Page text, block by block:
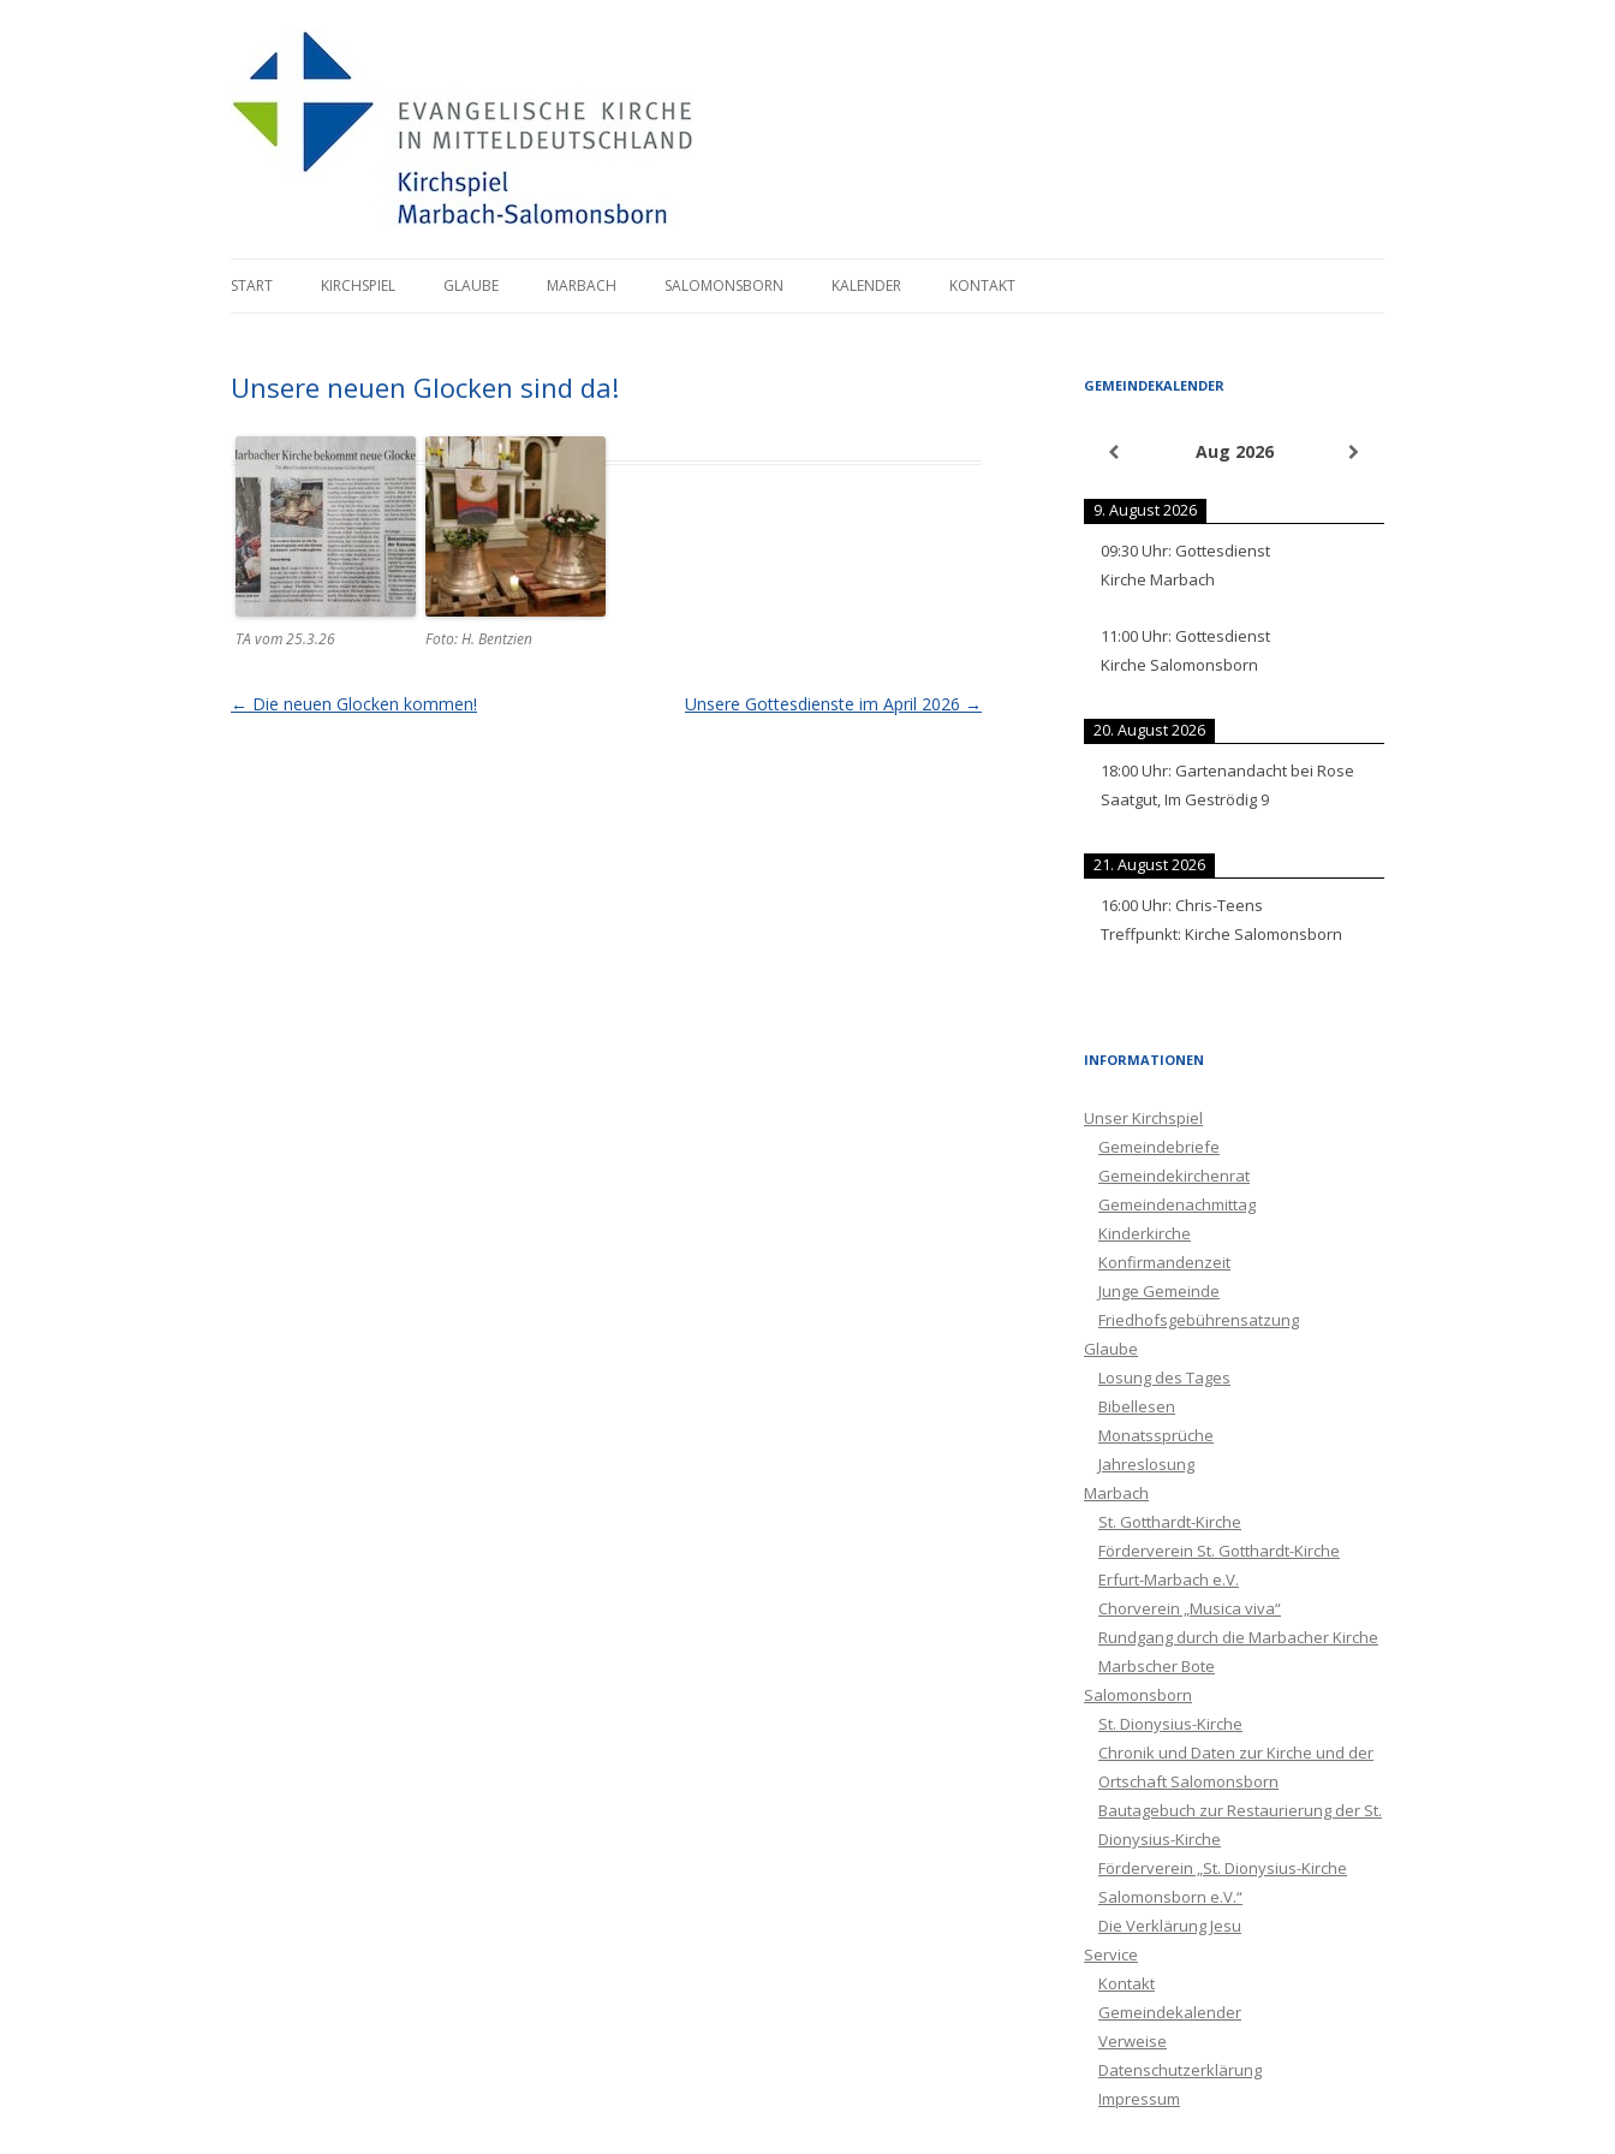
START KIRCHSPIEL GLAUBE MARBACH SALOMONSBORN KALENDER KONTAKT
Unsere neuen Glocken sind da!
TA vom 25.3.26 Foto: H. Bentzien
Artikel-Navigation
← Die neuen Glocken kommen! Unsere Gottesdienste im April 2026 →
GEMEINDEKALENDER
Aug 2026
9. August 2026
09:30Uhr: Gottesdienst
Kirche Marbach
11:00Uhr: Gottesdienst
Kirche Salomonsborn
20. August 2026
18:00Uhr: Gartenandacht bei Rose
Saatgut, Im Geströdig 9
21. August 2026
16:00Uhr: Chris-Teens
Treffpunkt: Kirche Salomonsborn
INFORMATIONEN
Unser Kirchspiel
Gemeindebriefe
Gemeindekirchenrat
Gemeindenachmittag
Kinderkirche
Konfirmandenzeit
Junge Gemeinde
Friedhofsgebührensatzung
Glaube
Losung des Tages
Bibellesen
Monatssprüche
Jahreslosung
Marbach
St. Gotthardt-Kirche
Förderverein St. Gotthardt-Kirche
Erfurt-Marbach e.V.
Chorverein „Musica viva“
Rundgang durch die Marbacher Kirche
Marbscher Bote
Salomonsborn
St. Dionysius-Kirche
Chronik und Daten zur Kirche und der
Ortschaft Salomonsborn
Bautagebuch zur Restaurierung der St.
Dionysius-Kirche
Förderverein „St. Dionysius-Kirche
Salomonsborn e.V.“
Die Verklärung Jesu
Service
Kontakt
Gemeindekalender
Verweise
Datenschutzerklärung
Impressum